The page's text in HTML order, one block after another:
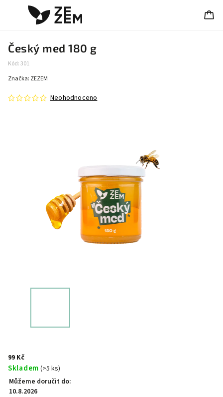
Český med 180 g
Kód:301
Neohodnoceno
Značka: ZEZEM
99 Kč
Skladem (>5 ks)
Můžeme doručit do:
10.8.2026